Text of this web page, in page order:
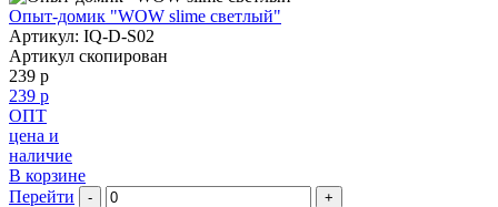
Опыт-домик "WOW slime светлый"
Артикул: IQ-D-S02
Артикул скопирован
239 р
239 р
ОПТ
цена и
наличие
В корзине
Перейти
- +